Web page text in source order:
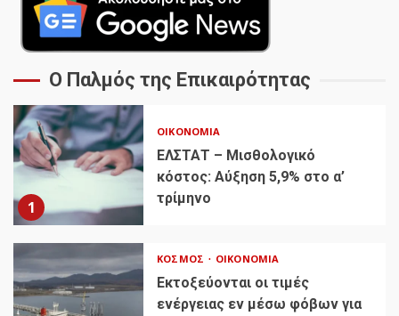
Ο Παλμός της Επικαιρότητας
1
ΟΙΚΟΝΟΜΊΑ
ΕΛΣΤΑΤ – Μισθολογικό
κόστος: Αύξηση 5,9% στο α’
τρίμηνο
ΚΌΣΜΟΣ ΟΙΚΟΝΟΜΊΑ
Εκτοξεύονται οι τιμές
ενέργειας εν μέσω φόβων για